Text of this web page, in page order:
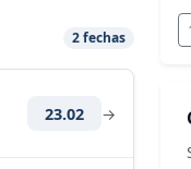
2 fechas
23.02 →